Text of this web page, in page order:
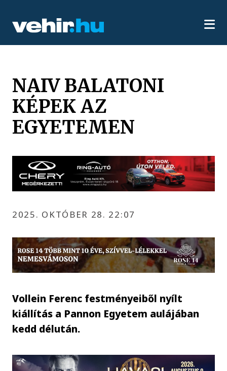
NAIV BALATONI
KÉPEK AZ
EGYETEMEN
2025. OKTÓBER 28. 22:07
Vollein Ferenc festményeiből nyílt
kiállítás a Pannon Egyetem aulájában
kedd délután.